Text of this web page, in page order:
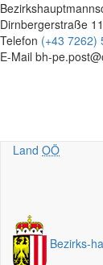
Dirnbergerstraße
Telefon (+43 7262)
E-Mail bh-
Land OÖ
Bezirks-